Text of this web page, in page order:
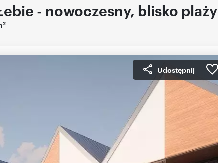
- nowoczesny, blisko plaży
2
Udostępnij